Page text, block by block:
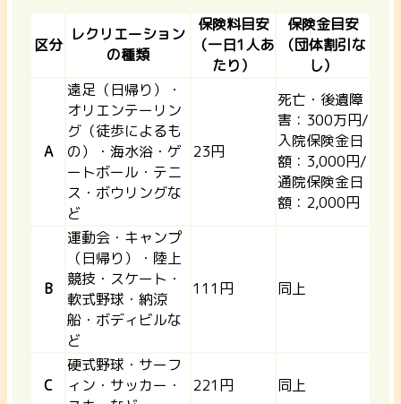
区分
レクリエーション
の種類
保険料目安
（一日1人あ
たり）
保険金目安
（団体割引な
し）
A
遠足（日帰り）・
オリエンテーリン
グ（徒歩によるも
の）・海水浴・ゲ
ートボール・テニ
ス・ボウリングな
ど
23円
死亡・後遺障
害：300万円/
入院保険金日
額：3,000円/
通院保険金日
額：2,000円
B
運動会・キャンプ
（日帰り）・陸上
競技・スケート・
軟式野球・納涼
船・ボディビルな
ど
111円 同上
C
硬式野球・サーフ
ィン・サッカー・
221円 同上